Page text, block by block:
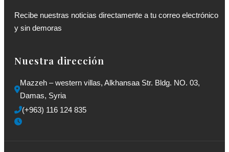
Recibe nuestras noticias directamente a tu correo electrónico
y sin demoras
Nuestra dirección
Mazzeh – western villas, Alkhansaa Str. Bldg. NO. 03,
Damas, Syria
(+963) 116 124 835